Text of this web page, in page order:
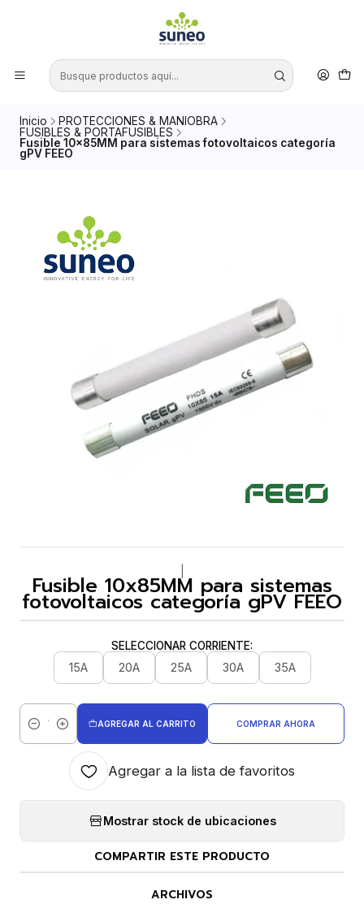
Inicio
PROTECCIONES & MANIOBRA
FUSIBLES & PORTAFUSIBLES
Fusible 10x85MM para sistemas fotovoltaicos categoría
gPV FEEO
Fusible 10x85MM para sistemas
fotovoltaicos categoría gPV FEEO
SELECCIONAR CORRIENTE:
15A 20A 25A 30A 35A
Cantidad
AGREGAR AL CARRITO COMPRAR AHORA
Agregar a la lista de favoritos
Mostrar stock de ubicaciones
COMPARTIR ESTE PRODUCTO
ARCHIVOS